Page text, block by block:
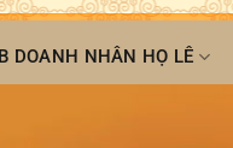
DOANH NHÂN HỌ LÊ